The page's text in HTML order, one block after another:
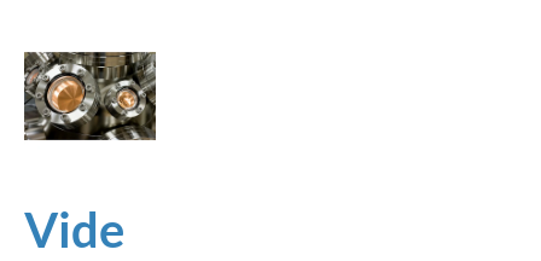
Vide